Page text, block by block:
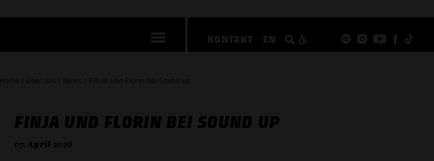
KONTAKT EN
Home / Über uns / News / FINJA und Florin bei Sound up
FINJA UND FLORIN BEI SOUND UP
07. April 2026